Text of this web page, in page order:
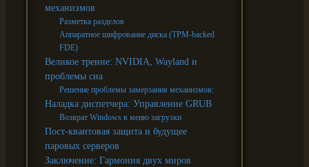
механизмов
Разметка разделов
Аппаратное шифрование диска (TPM-backed
FDE)
Великое трение: NVIDIA, Wayland и
проблемы сна
Решение проблемы замерзания механизмов:
Наладка диспетчера: Управление GRUB
Возврат Windows в меню загрузки
Пост-квантовая защита и будущее
паровых серверов
Заключение: Гармония двух миров